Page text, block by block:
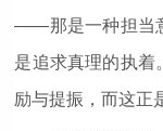
——那是一种担当
是追求真理的执着
励与提振，而这正